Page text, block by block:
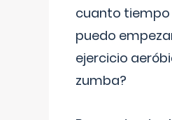
cuanto tiempo
puedo
ejercicio
zumba?